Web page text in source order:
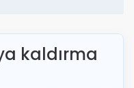
kaldırma